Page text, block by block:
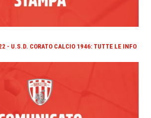
- U.S.D. CORATO CALCIO 1946: TUTTE LE INFO